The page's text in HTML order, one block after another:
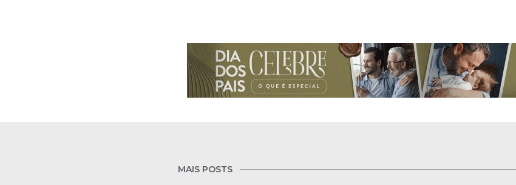
MAIS POSTS